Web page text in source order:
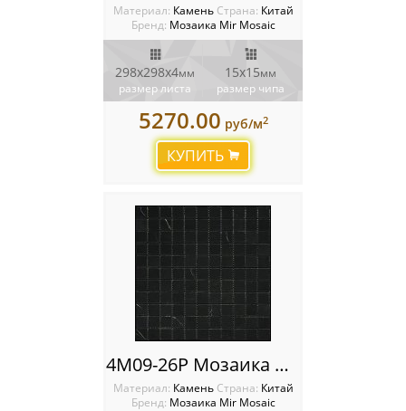
Материал: Камень Cтрана: Китай
Бренд: Мозаика Mir Mosaic
298х298х4мм
размер листа
15х15мм
размер чипа
5270.00 руб/м2
КУПИТЬ
4M09-26P Мозаика Mir Mosaic
Материал: Камень Cтрана: Китай
Бренд: Мозаика Mir Mosaic